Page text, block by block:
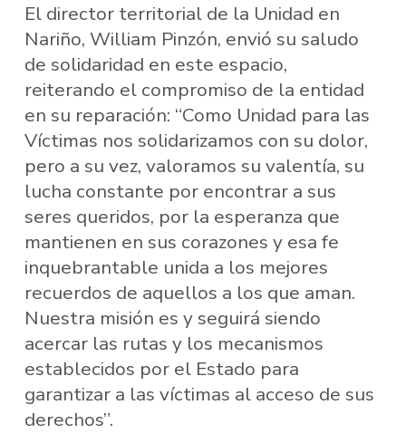
El director territorial de la Unidad en
Nariño, William Pinzón, envió su saludo
de solidaridad en este espacio,
reiterando el compromiso de la entidad
en su reparación: “Como Unidad para las
Víctimas nos solidarizamos con su dolor,
pero a su vez, valoramos su valentía, su
lucha constante por encontrar a sus
seres queridos, por la esperanza que
mantienen en sus corazones y esa fe
inquebrantable unida a los mejores
recuerdos de aquellos a los que aman.
Nuestra misión es y seguirá siendo
acercar las rutas y los mecanismos
establecidos por el Estado para
garantizar a las víctimas al acceso de sus
derechos”.